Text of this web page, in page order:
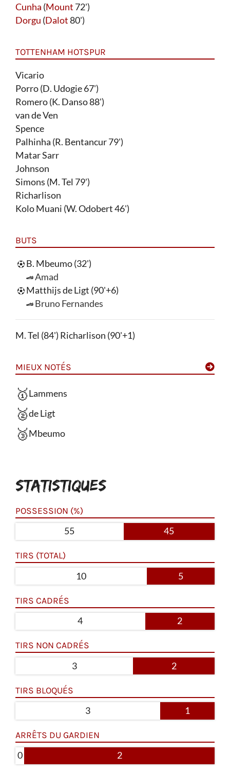
Cunha (Mount 72')
Dorgu (Dalot80')
TOTTENHAM HOTSPUR
Vicario
Porro (D. Udogie 67')
Romero (K. Danso 88')
van de Ven
Spence
Palhinha (R. Bentancur 79')
Matar Sarr
Johnson
Simons (M. Tel 79')
Richarlison
Kolo Muani (W. Odobert 46')
BUTS
B. Mbeumo (32')
Amad
Matthijs de Ligt (90'+6)
Bruno Fernandes
M. Tel (84') Richarlison (90'+1)
MIEUX NOTÉS
🥇Lammens
🥈de Ligt
🥉Mbeumo
STATISTIQUES
POSSESSION (%)
55 45
TIRS (TOTAL)
10 5
TIRS CADRÉS
4 2
TIRS NON CADRÉS
3 2
TIRS BLOQUÉS
3 1
ARRÊTS DU GARDIEN
0 2